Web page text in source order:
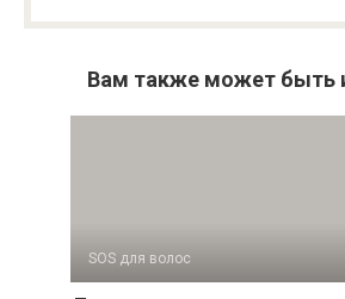
Вам также может быть
SOS для волос